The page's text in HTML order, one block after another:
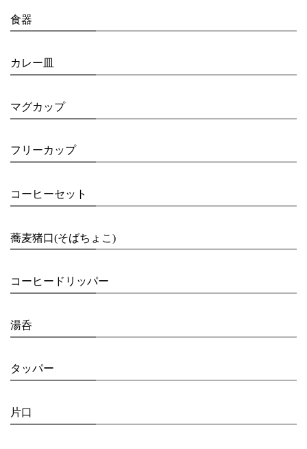
食器
カレー皿
マグカップ
フリーカップ
コーヒーセット
蕎麦猪口(そばちょこ)
コーヒードリッパー
湯呑
タッパー
片口